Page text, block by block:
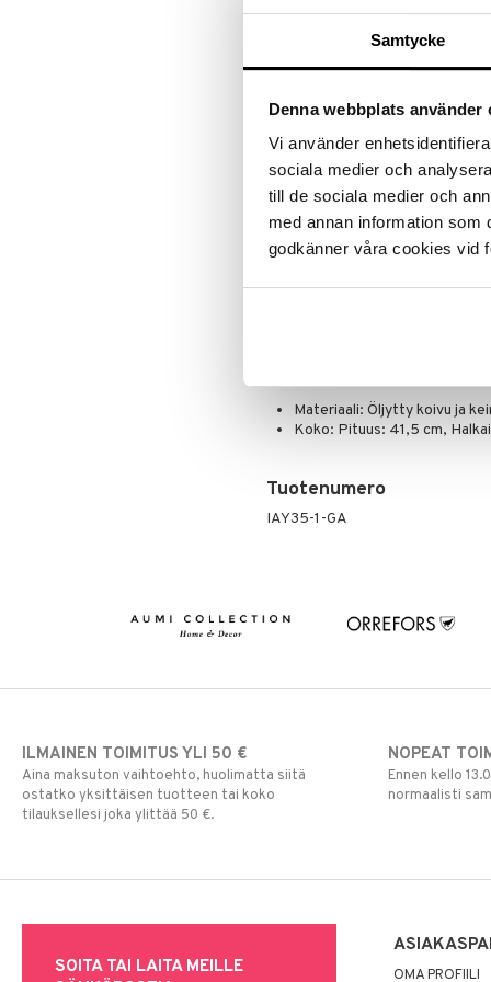
Samtycke
Denna webbplats använder
Vi använder
sociala medier och
till de sociala medier och
med annan information som
godkänner våra cookies vid
ALE - on aika
Tartu
nyt
Ale on
Näe
Tuotetieto
Iris Hantverkin wc-harja kupilla.
taipuisan. Betoni ei sisällä
seistä siinä. Käytä harjaa
ylimääräinen vesi pois ja aseta
Materiaali: Öljytty koivu ja
Koko: Pituus: 41,5 cm,
Tuotenumero
IAY35-1-GA
ILMAINEN TOIMITUS YLI 50 €
Aina maksuton vaihtoehto, huolimatta siitä
ostatko yksittäisen tuotteen tai koko
tilauksellesi joka ylittää 50 €.
NOPEAT
Ennen kello
normaalisti
SOITA TAI LAITA MEILLE
OMA PROFIILI